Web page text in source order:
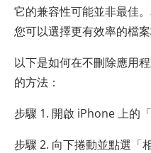
它的兼容性可能並非最佳
您可以選擇更有效率的檔案
以下是如何在不刪除應用
的方法：
步驟 1. 開啟 iPhone 上的
步驟 2. 向下捲動並點選「